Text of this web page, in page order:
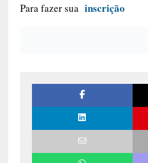
Para fazer sua inscrição